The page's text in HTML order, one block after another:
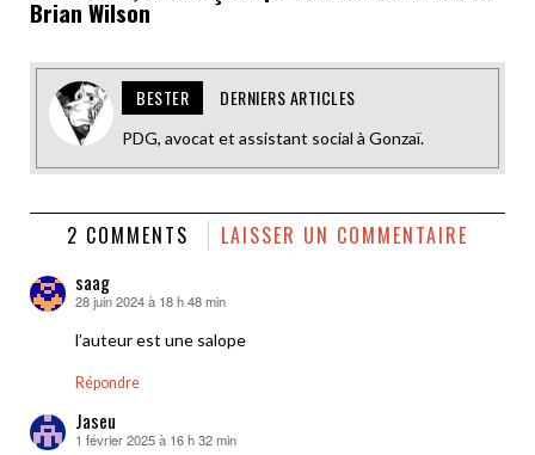
Brian Wilson
BESTER DERNIERS ARTICLES
PDG, avocat et assistant social à Gonzaï.
2 COMMENTS LAISSER UN COMMENTAIRE
saag
dit :
28 juin 2024 à 18 h 48 min
l’auteur est une salope
Répondre
Jaseu
dit :
1 février 2025 à 16 h 32 min